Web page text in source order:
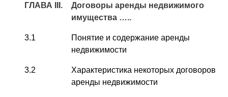
ГЛАВА .
Договоры аренды недвижимого
имущества …..
3.1
Понятие и содержание аренды
недвижимости
3.2
Характеристика некоторых договоров
аренды недвижимости